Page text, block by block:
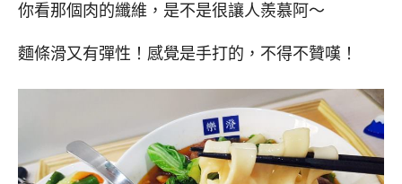
你看那個肉的纖維，是不是很讓人羨慕阿～
麵條滑又有彈性！感覺是手打的，不得不贊嘆！